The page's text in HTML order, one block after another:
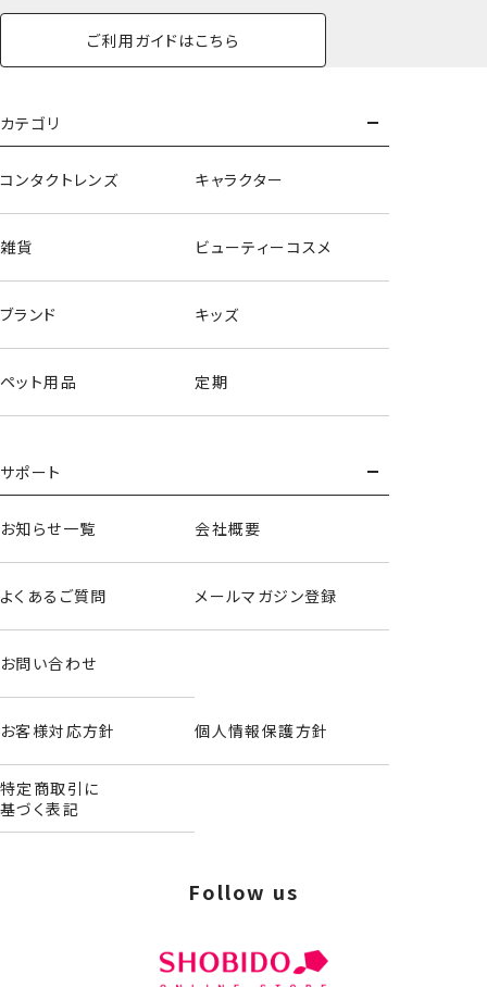
ご利用ガイドはこちら
カテゴリ
コンタクトレンズ キャラクター
雑貨 ビューティーコスメ
ブランド キッズ
ペット用品 定期
サポート
お知らせ一覧 会社概要
よくあるご質問 メールマガジン登録
お問い合わせ
お客様対応方針 個人情報保護方針
特定商取引に
基づく表記
Follow us